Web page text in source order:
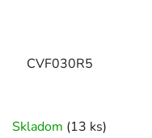
CVF030R5
Skladom (13 ks)